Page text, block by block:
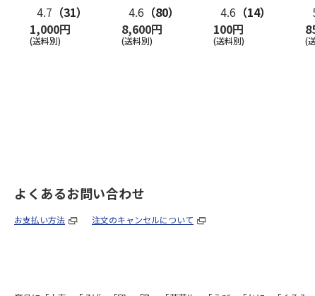
4.7 （31）
1,000円
(送料別)
4.6 （80）
8,600円
(送料別)
4.6 （14）
100円
(送料別) (
よくあるお問い合わせ
お支払い方法 注文のキャンセルについて